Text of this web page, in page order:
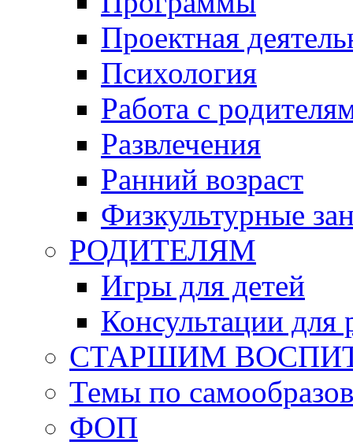
Проектная
Психология
Работа с
Развлечения
Ранний возраст
Физкультурные
РОДИТЕЛЯМ
Игры для детей
Консультации для
СТАРШИМ
Темы по
ФОП